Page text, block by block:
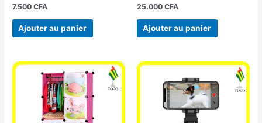
7.500CFA
Ajouter au panier
25.000 CFA
Ajouter au panier